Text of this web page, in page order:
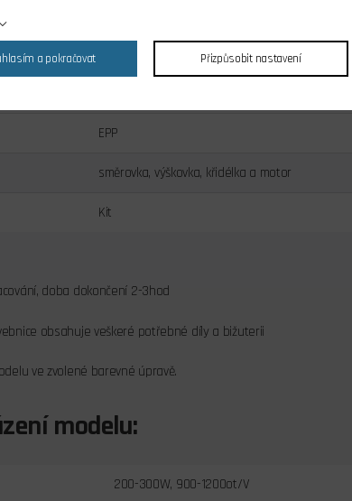
590-660 g (dle použitého rc vybavení)
EPP
směrovka, výškovka, křidélka a motor
Kit
doba dokončení 2-3hod
obsahuje veškeré potřebné díly a bižuterii
ve zvolené barevné úpravě.
modelu:
200-300W, 900-1200ot/V
a pokračovat Přizpůsobit nastavení